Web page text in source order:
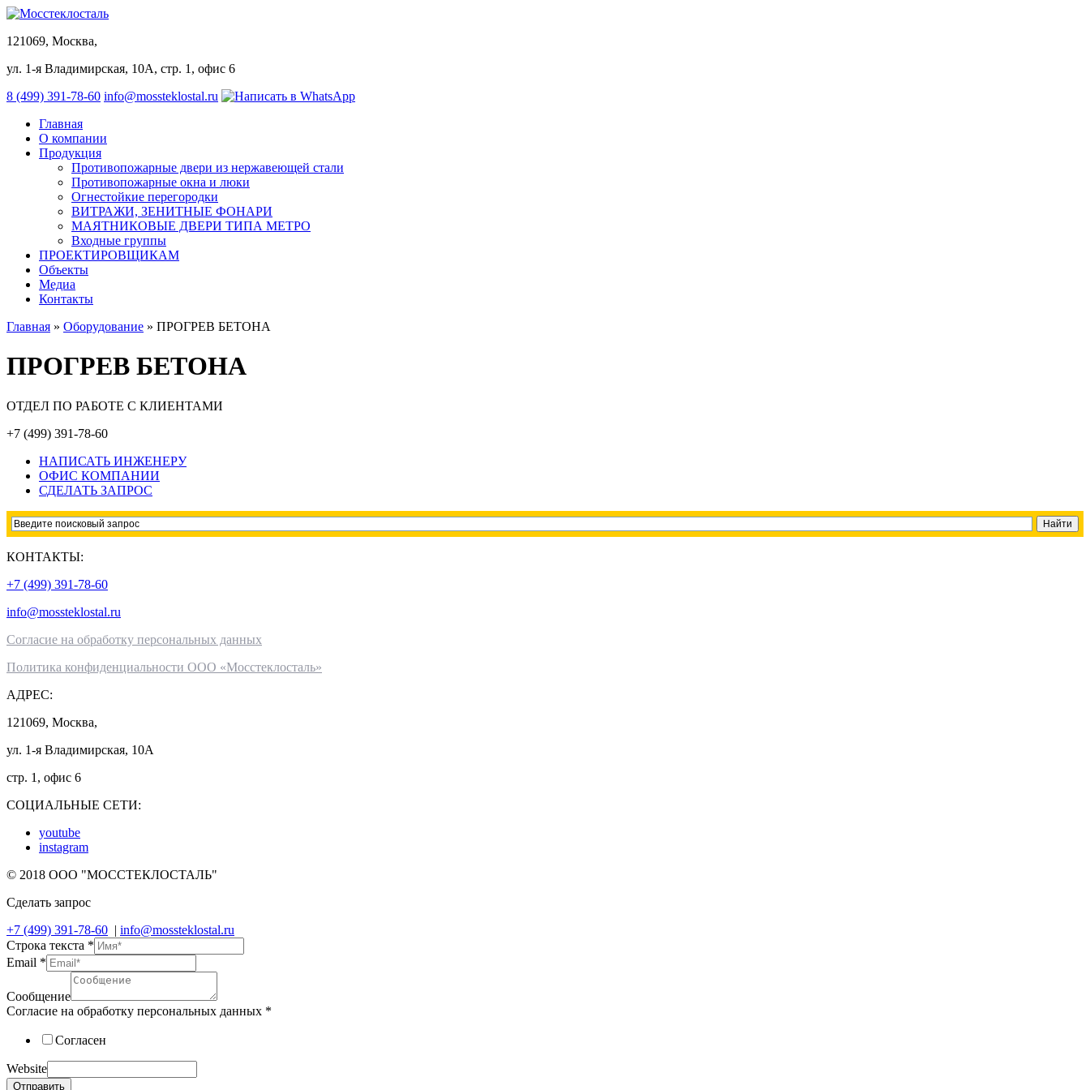
121069, Москва,
ул. 1-я Владимирская, 10А, стр. 1, офис 6
8 (499) 391-78-60 info@mossteklostal.ru
Главная
О компании
Продукция
Противопожарные двери из нержавеющей стали
Противопожарные окна и люки
Огнестойкие перегородки
ВИТРАЖИ, ЗЕНИТНЫЕ ФОНАРИ
МАЯТНИКОВЫЕ ДВЕРИ ТИПА МЕТРО
Входные группы
ПРОЕКТИРОВЩИКАМ
Объекты
Медиа
Контакты
Главная » Оборудование » ПРОГРЕВ БЕТОНА
ПРОГРЕВ БЕТОНА
ОТДЕЛ ПО РАБОТЕ С КЛИЕНТАМИ
+7 (499) 391-78-60
НАПИСАТЬ ИНЖЕНЕРУ
ОФИС КОМПАНИИ
СДЕЛАТЬ ЗАПРОС
КОНТАКТЫ:
+7 (499) 391-78-60
info@mossteklostal.ru
Согласие на обработку персональных данных
Политика конфиденциальности ООО «Мосстеклосталь»
АДРЕС:
121069, Москва,
ул. 1-я Владимирская, 10А
стр. 1, офис 6
СОЦИАЛЬНЫЕ СЕТИ:
youtube
instagram
© 2018 ООО "МОССТЕКЛОСТАЛЬ"
Сделать запрос
+7 (499) 391-78-60 | info@mossteklostal.ru
Строка текста *
Email *
Сообщение
Согласие на обработку персональных данных *
Согласен
Website
Отправить